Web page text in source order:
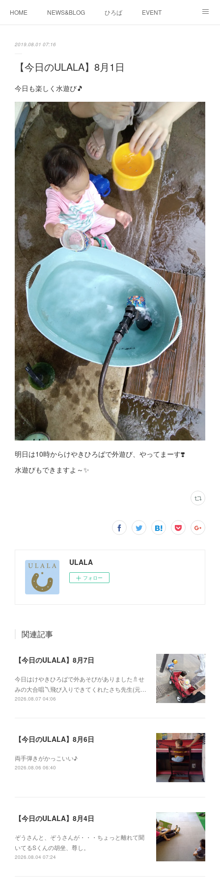
HOME NEWS&BLOG ひろば EVENT
2019.08.01 07:16
【今日のULALA】8月1日
今日も楽しく水遊び🎵
明日は10時からけやきひろばで外遊び、やってまーす❣️
水遊びもできますよ～✨
ULALA
フォロー
関連記事
【今日のULALA】8月7日
今日はけやきひろばで外あそびがありました🚿せ
みの大合唱〽飛び入りできてくれたさち先生(元…
2026.08.07 04:06
【今日のULALA】8月6日
両手弾きがかっこいい♪
2026.08.06 06:40
【今日のULALA】8月4日
ぞうさんと、ぞうさんが・・・ちょっと離れて聞
いてるSくんの胡坐、尊し。
2026.08.04 07:24